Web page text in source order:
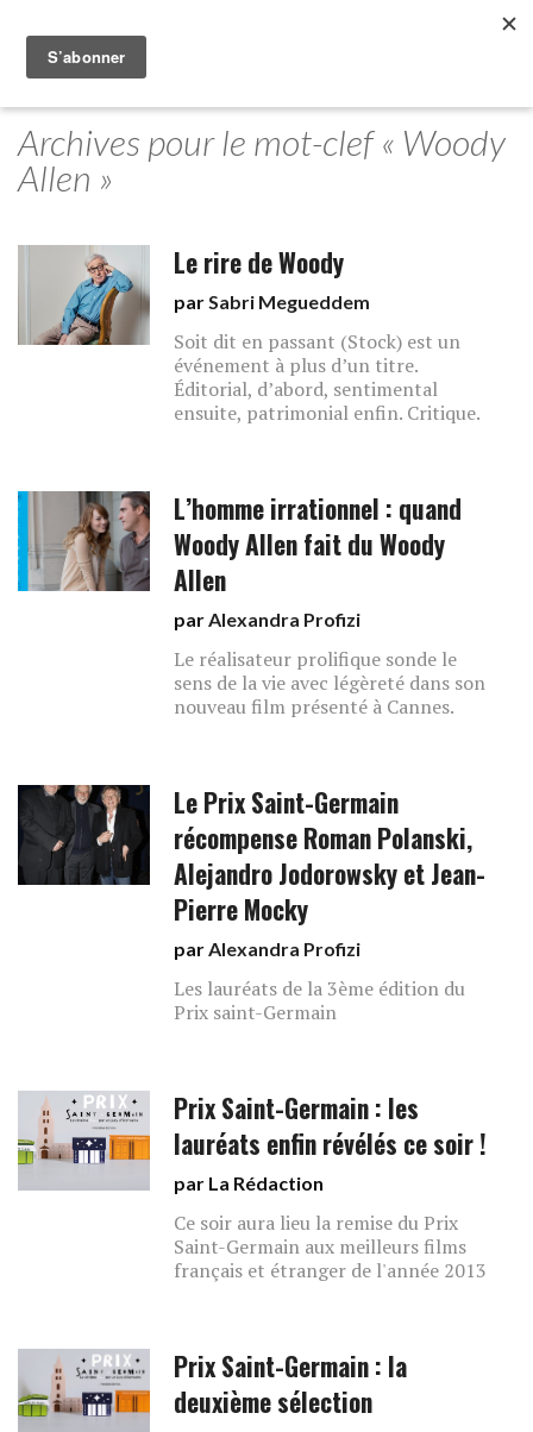
Archives pour le mot-clef « Woody
Allen »
Le rire de Woody
parSabri Megueddem
Soit dit en passant (Stock) est un
événement à plus d’un titre.
Éditorial, d’abord, sentimental
ensuite, patrimonial enfin. Critique.
L’homme irrationnel : quand
Woody Allen fait du Woody
Allen
parAlexandra Profizi
Le réalisateur prolifique sonde le
sens de la vie avec légèreté dans son
nouveau film présenté à Cannes.
Le Prix Saint-Germain
récompense Roman Polanski,
Alejandro Jodorowsky et Jean-
Pierre Mocky
parAlexandra Profizi
Les lauréats de la 3ème édition du
Prix saint-Germain
Prix Saint-Germain : les
lauréats enfin révélés ce soir !
par La Rédaction
Ce soir aura lieu la remise du Prix
Saint-Germain aux meilleurs films
français et étranger de l'année 2013
Prix Saint-Germain : la
deuxième sélection